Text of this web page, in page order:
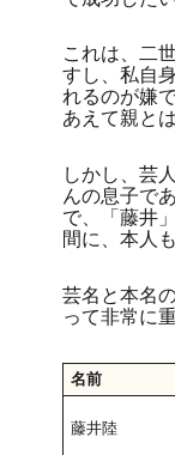
これは、二
すし、私自
れるのが嫌
あえて親と
しかし、芸
んの息子で
で、「藤井
間に、本人
芸名と本名
って非常に
名前
藤井陸